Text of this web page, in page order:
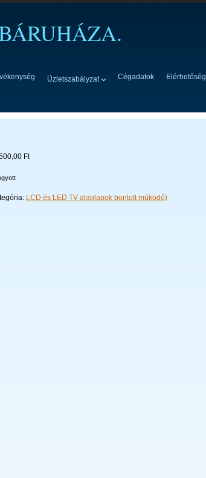
Üzletszabályzat Cégadatok Elérhetőség
Ft
LCD és LED TV alaplapok bontott múködő)